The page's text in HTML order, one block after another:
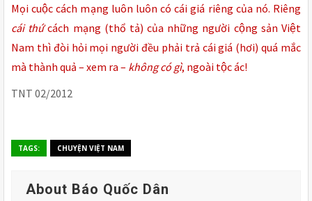
Mọi cuộc cách mạng luôn luôn có cái giá riêng của nó. Riêng
cái thứcách mạng (thổ tả) của những người cộng sản Việt
Nam thì đòi hỏi mọi người đều phải trả cái giá (hơi) quá mắc
mà thành quả – xem ra – không có gì, ngoài tộc ác!
TNT 02/2012
TAGS: CHUYỆN VIỆT NAM
About Báo Quốc Dân